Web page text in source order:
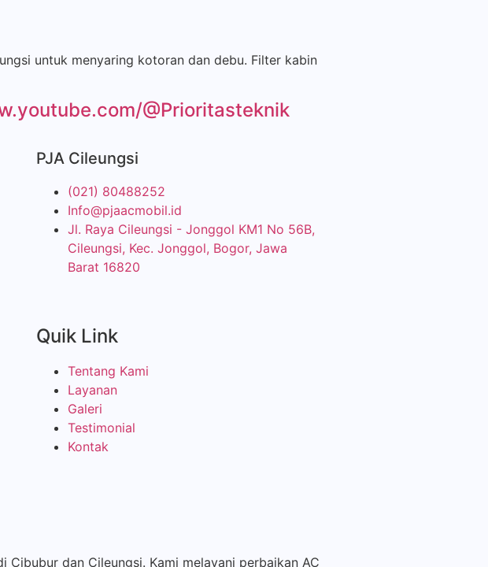
untuk menyaring kotoran dan debu. Filter kabin
@Prioritasteknik
PJA Cileungsi
(021) 80488252
Info@pjaacmobil.id
Jl. Raya Cileungsi - Jonggol KM1 No 56B,
Cileungsi, Kec. Jonggol, Bogor, Jawa
Barat 16820
Quik Link
Tentang Kami
Layanan
Galeri
Testimonial
Kontak
dan Cileungsi. Kami melayani perbaikan AC